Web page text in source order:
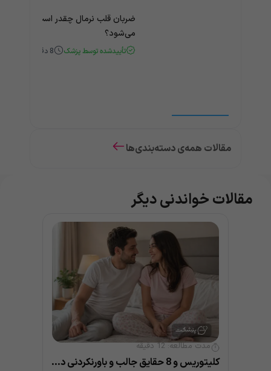
ضربان قلب نرمال چقدر است؟ چه
می‌شود؟
تأییدشده توسط پزشک 8 دقیقه
مقالات همه‌ی دسته‌بندی‌ها
مقالات خواندنی دیگر
مدت مطالعه:12 دقیقه
کلیتوریس و 8 حقایق جالب و باورنکردنی درباره آن